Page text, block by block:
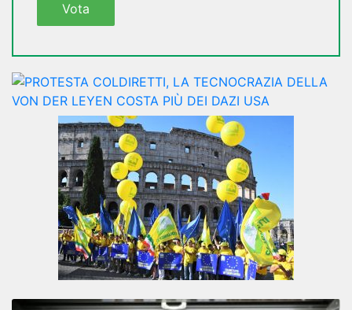
Vota